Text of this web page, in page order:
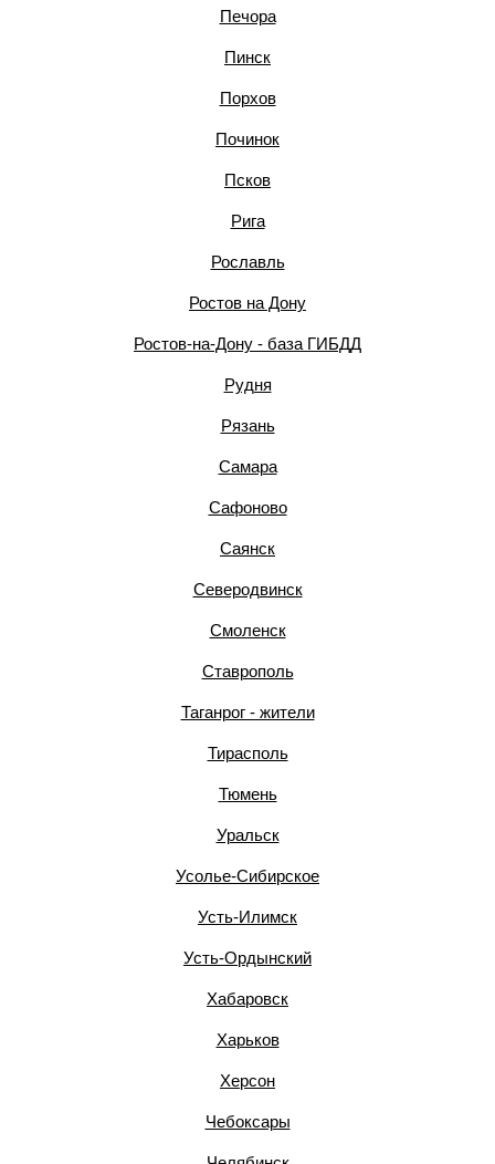
Печора
Пинск
Порхов
Починок
Псков
Рига
Рославль
Ростов на Дону
Ростов-на-Дону - база ГИБДД
Рудня
Рязань
Самара
Сафоново
Саянск
Северодвинск
Смоленск
Ставрополь
Таганрог - жители
Тирасполь
Тюмень
Уральск
Усолье-Сибирское
Усть-Илимск
Усть-Ордынский
Хабаровск
Харьков
Херсон
Чебоксары